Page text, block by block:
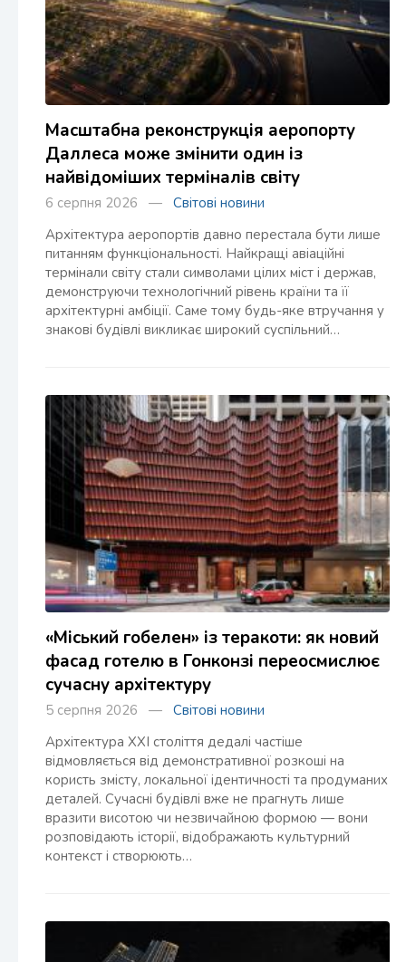
Масштабна реконструкція аеропорту
Даллеса може змінити один із
найвідоміших терміналів світу
6 серпня 2026 — Світові новини
Архітектура аеропортів давно перестала бути лише
питанням функціональності. Найкращі авіаційні
термінали світу стали символами цілих міст і держав,
демонструючи технологічний рівень країни та її
архітектурні амбіції. Саме тому будь-яке втручання у
знакові будівлі викликає широкий суспільний…
«Міський гобелен» із теракоти: як новий
фасад готелю в Гонконзі переосмислює
сучасну архітектуру
5 серпня 2026 — Світові новини
Архітектура XXI століття дедалі частіше
відмовляється від демонстративної розкоші на
користь змісту, локальної ідентичності та продуманих
деталей. Сучасні будівлі вже не прагнуть лише
вразити висотою чи незвичайною формою — вони
розповідають історії, відображають культурний
контекст і створюють…